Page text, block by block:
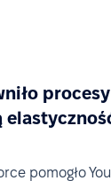
pomogło